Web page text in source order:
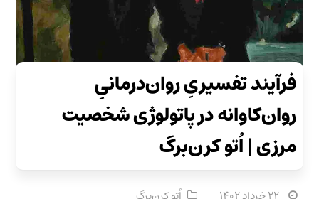
فرآیند تفسیریِ روان‌درمانیِ
روان‌کاوانه در پاتولوژی شخصیت
مرزی | اُتو کرن‌برگ